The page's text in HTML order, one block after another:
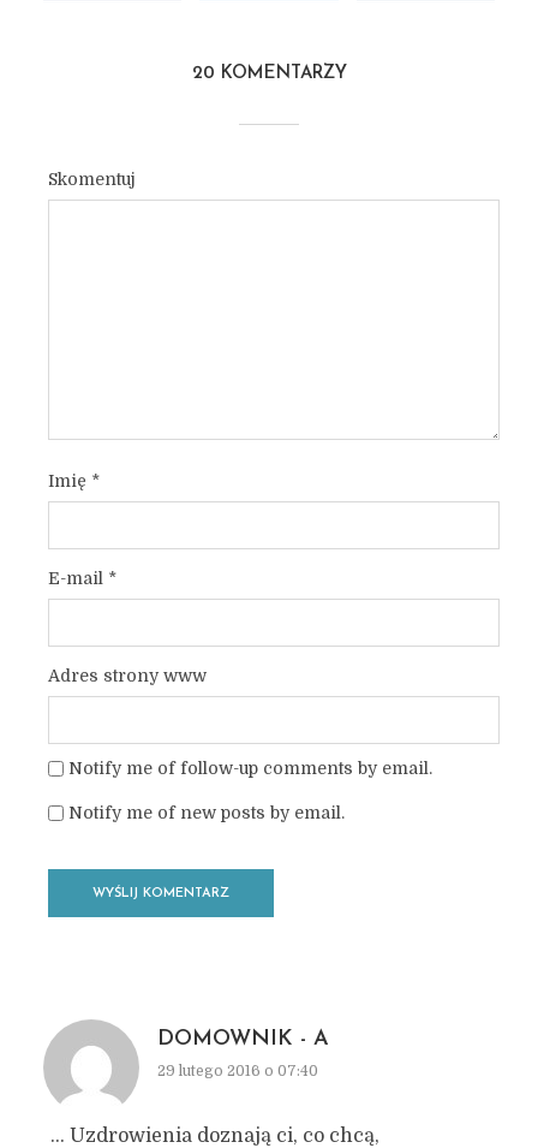
20 KOMENTARZY
Skomentuj
Imię *
E-mail *
Adres strony www
Notify me of follow-up comments by email.
Notify me of new posts by email.
DOMOWNIK - A
29 lutego 2016 o 07:40
… Uzdrowienia doznają ci, co chcą,